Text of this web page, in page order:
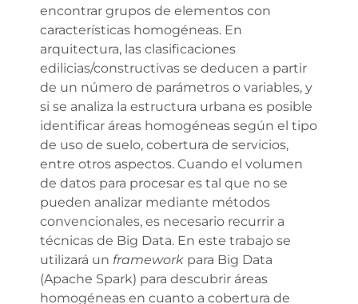
encontrar grupos de elementos con
características homogéneas. En
arquitectura, las clasificaciones
edilicias/constructivas se deducen a partir
de un número de parámetros o variables, y
si se analiza la estructura urbana es posible
identificar áreas homogéneas según el tipo
de uso de suelo, cobertura de servicios,
entre otros aspectos. Cuando el volumen
de datos para procesar es tal que no se
pueden analizar mediante métodos
convencionales, es necesario recurrir a
técnicas de Big Data. En este trabajo se
utilizará un framework para Big Data
(Apache Spark) para descubrir áreas
homogéneas en cuanto a cobertura de